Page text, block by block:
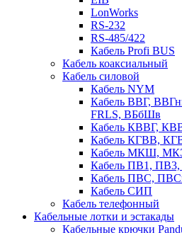
LonWorks
RS-232
RS-485/422
Кабель Profi BUS
Кабель коаксиальный
Кабель силовой
Кабель NYM
Кабель ВВГ,
FRLS, ВБбШв
Кабель КВВГ,
Кабель КГВВ,
Кабель МКШ,
Кабель ПВ1,
Кабель ПВС,
Кабель СИП
Кабель телефонный
Кабельные лотки и эстакады
Кабельные крючки